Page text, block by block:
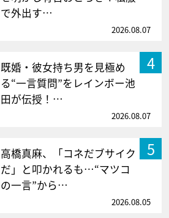
で外出す…
2026.08.07
4
既婚・彼女持ち男を見極め
る“一言質問”をレインボー池
田が伝授！…
2026.08.07
5
高橋真麻、「コネだブサイク
だ」と叩かれるも…“マツコ
の一言”から…
2026.08.05